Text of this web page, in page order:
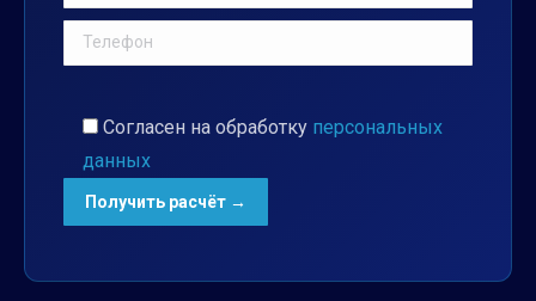
Согласен на обработку персональных
данных